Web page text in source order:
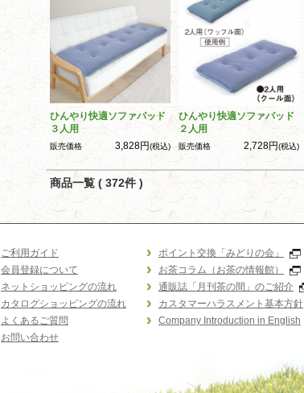
ひんやり快適ソファパッド
３人用
販売価格 3,828円(税込)
ひんやり快適ソファパッド
２人用
販売価格 2,728円(税込)
商品一覧 ( 372件 )
ご利用ガイド
会員登録について
ネットショッピングの流れ
カタログショッピングの流れ
よくあるご質問
お問い合わせ
ポイント交換「みどりの会」
お茶コラム（お茶の情報館）
通販誌「月刊茶の間」のご紹介
カスタマーハラスメント基本方針
Company Introduction in English